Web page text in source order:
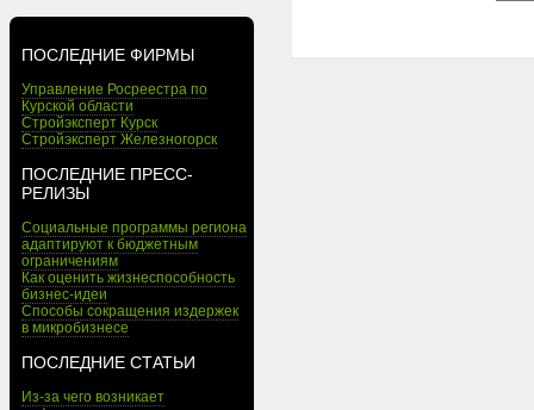
ПОСЛЕДНИЕ ФИРМЫ
Управление Росреестра по
Курской области
Стройэксперт Курск
Стройэксперт Железногорск
ПОСЛЕДНИЕ ПРЕСС-
РЕЛИЗЫ
Социальные программы региона
адаптируют к бюджетным
ограничениям
Как оценить жизнеспособность
бизнес-идеи
Способы сокращения издержек
в микробизнесе
ПОСЛЕДНИЕ СТАТЬИ
Из-за чего возникает